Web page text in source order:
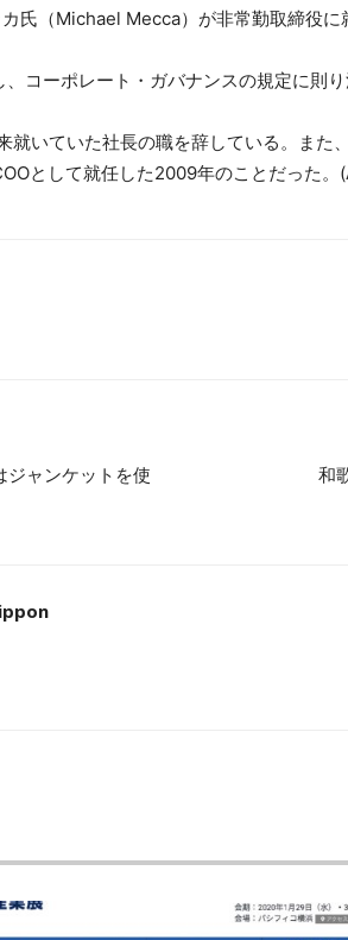
氏（Michael Mecca）が非常勤取締役に
コーポレート・ガバナンスの規定に則り
就いていた社長の職を辞している。また
として就任した2009年のことだった。
ジャンケットを使
和